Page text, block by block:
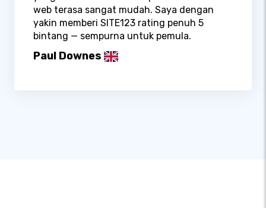
web terasa sangat mudah. Saya dengan
yakin memberi SITE123 rating penuh 5
bintang — sempurna untuk pemula.
Paul Downes